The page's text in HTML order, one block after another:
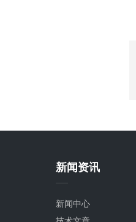
新闻资讯
新闻中心